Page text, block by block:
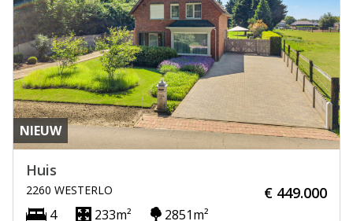
NIEUW
Huis
2260 WESTERLO € 449.000
4 233m² 2851m²